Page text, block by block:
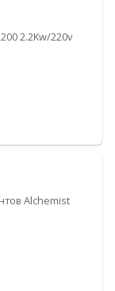
2.2Kw/220v
Alchemist